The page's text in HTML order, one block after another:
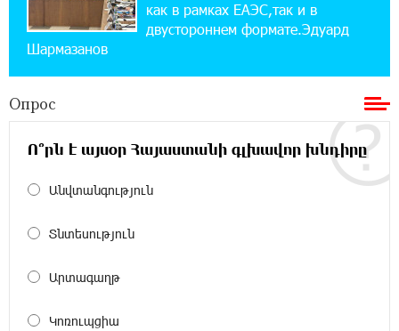
18:38:18 28-07-2026
Пашинян ты упустил свой шанс уйти
спокойно. Аршак Карапетян
Обновленный Центр продаж и обслуживания
Ucom открылся по адресу ул. Шаумяна, 24/2
в Арарате
Никогда Нагорный Карабах не был в составе
независимого Азербайджана. Аршак
как в рамках ЕАЭС,так и в
двустороннем формате.Эдуард
Шармазанов
Опрос
Ո՞րն է այսօր Հայաստանի գլխավոր խնդիրը
Անվտանգություն
Տնտեսություն
Արտագաղթ
Կոռուպցիա